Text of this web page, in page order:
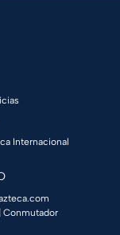
Internacional
| Conmutador